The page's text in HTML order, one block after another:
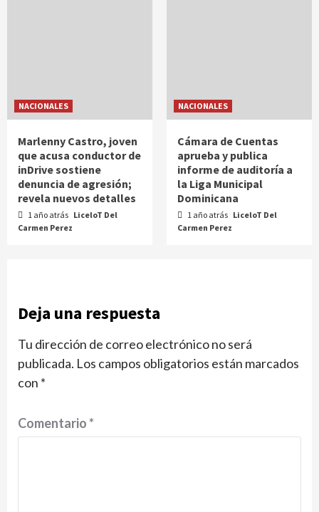
NACIONALES
Marlenny Castro, joven
que acusa conductor de
inDrive sostiene
denuncia de agresión;
revela nuevos detalles
1 año atrás LiceloT Del
Carmen Perez
NACIONALES
Cámara de Cuentas
aprueba y publica
informe de auditoría a
la Liga Municipal
Dominicana
1 año atrás LiceloT Del
Carmen Perez
Deja una respuesta
Tu dirección de correo electrónico no será
publicada. Los campos obligatorios están marcados
con *
Comentario*